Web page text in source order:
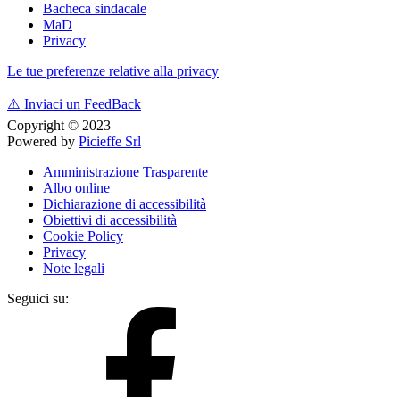
Bacheca sindacale
MaD
Privacy
Le tue preferenze relative alla privacy
⚠️ Inviaci un FeedBack
Copyright © 2023
Powered by Picieffe Srl
Amministrazione Trasparente
Albo online
Dichiarazione di accessibilità
Obiettivi di accessibilità
Cookie Policy
Privacy
Note legali
Seguici su: